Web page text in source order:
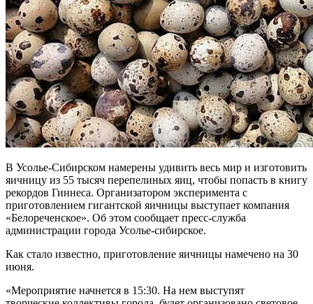
В Усолье-Сибирском намерены удивить весь мир и изготовить
яичницу из 55 тысяч перепелиных яиц, чтобы попасть в книгу
рекордов Гиннеса. Организатором эксперимента с
приготовлением гигантской яичницы выступает компания
«Белореченское». Об этом сообщает пресс-служба
администрации города Усолье-сибирское.
Как стало известно, приготовление яичницы намечено на 30
июня.
«Мероприятие начнется в 15:30. На нем выступят